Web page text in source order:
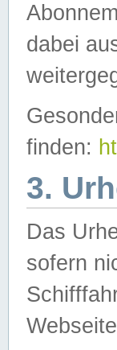
dabei
finden:
3.
Das
sofern